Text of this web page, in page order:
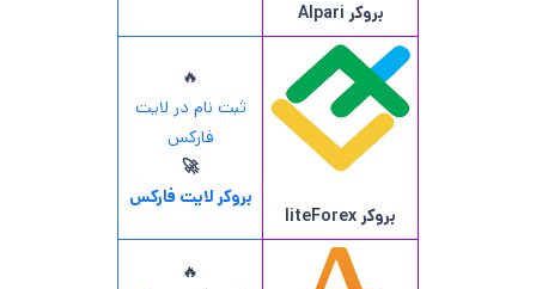
بروکر Alpari
بروکر liteForex
🔥
ثبت نام در لایت
فارکس
🚀
بروکر لایت فارکس
🔥